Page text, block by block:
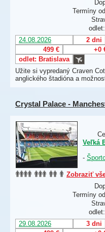
Termíny
24.08.2026
2 dni
499 €
+0
odlet: Bratislava
Užite si vypredaný Craven
anglického štadióna a
Crystal Palace -
Veľká
-
Zobraziť
Termíny
29.08.2026
3 dni